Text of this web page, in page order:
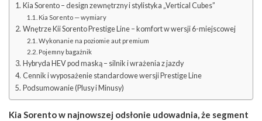
Kia Sorento – design zewnętrzny i stylistyka „Vertical Cubes”
Kia Sorento — wymiary
Wnętrze Kii Sorento Prestige Line – komfort w wersji 6-miejscowej
Wykonanie na poziomie aut premium
Pojemny bagażnik
Hybryda HEV pod maską – silnik i wrażenia z jazdy
Cennik i wyposażenie standardowe wersji Prestige Line
Podsumowanie (Plusy i Minusy)
Kia Sorento w najnowszej odsłonie udowadnia, że segment